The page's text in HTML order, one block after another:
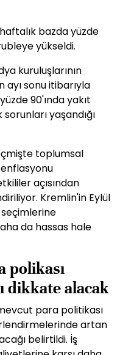
bazda yüzde
yükseldi.
kuruluşlarının
ayı sonu itibarıyla
90'ında yakıt
yaşandığı
toplumsal
açısından
Kremlin'in Eylül
da hassas hale
polikası
dikkate alacak
para politikası
artan
belirtildi. İş